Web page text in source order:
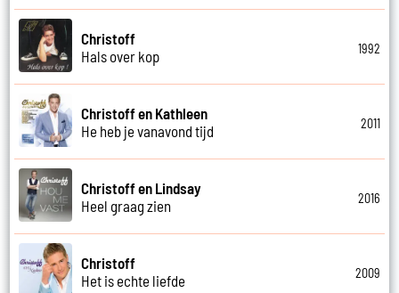
Christoff
Hals over kop
1992
Christoff en Kathleen
He heb je vanavond tijd
2011
Christoff en Lindsay
Heel graag zien
2016
Christoff
Het is echte liefde
2009